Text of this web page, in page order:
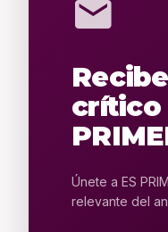
mail
crítico
Únete a ES
relevante del